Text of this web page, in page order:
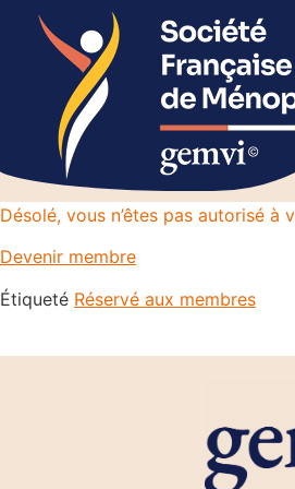
Désolé, vous n’êtes pas autorisé à
Devenir membre
Étiqueté Réservé aux membres